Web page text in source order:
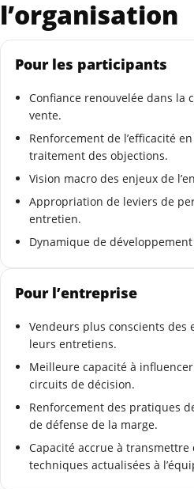
l’organisation
Pour les participants
Confiance renouvelée dans la
vente.
Renforcement de l’efficacité
traitement des objections.
Vision macro des enjeux de
Appropriation de leviers de
entretien.
Dynamique de
Pour l’entreprise
Vendeurs plus conscients des
leurs entretiens.
Meilleure capacité à
circuits de décision.
Renforcement des pratiques
de défense de la marge.
Capacité accrue à transmettre
techniques actualisées à